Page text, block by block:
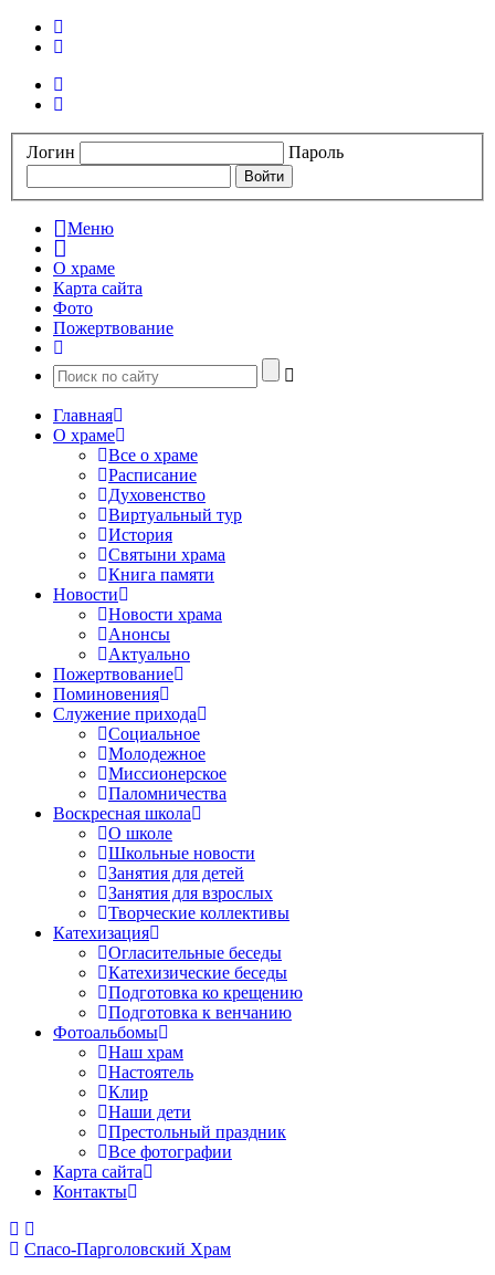
Логин Пароль
Меню
О храме
Карта сайта
Фото
Пожертвование
Главная
О храме
Все о храме
Расписание
Духовенство
Виртуальный тур
История
Святыни храма
Книга памяти
Новости
Новости храма
Анонсы
Актуально
Пожертвование
Поминовения
Служение прихода
Социальное
Молодежное
Миссионерское
Паломничества
Воскресная школа
О школе
Школьные новости
Занятия для детей
Занятия для взрослых
Творческие коллективы
Катехизация
Огласительные беседы
Катехизические беседы
Подготовка ко крещению
Подготовка к венчанию
Фотоальбомы
Наш храм
Настоятель
Клир
Наши дети
Престольный праздник
Все фотографии
Карта сайта
Контакты
Спасо-Парголовский Храм